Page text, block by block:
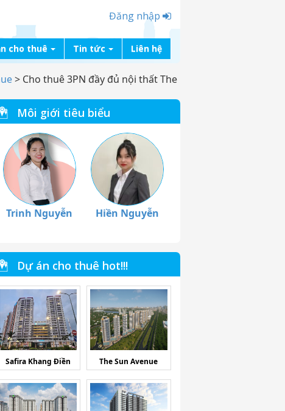
Đăng nhập
cho thuê Tin tức Liên hệ
> Cho thuê 3PN đầy đủ nội thất The
Môi giới tiêu biểu
Trinh Nguyễn Hiền Nguyễn
Dự án cho thuê hot!!!
Safira Khang Điền The Sun Avenue